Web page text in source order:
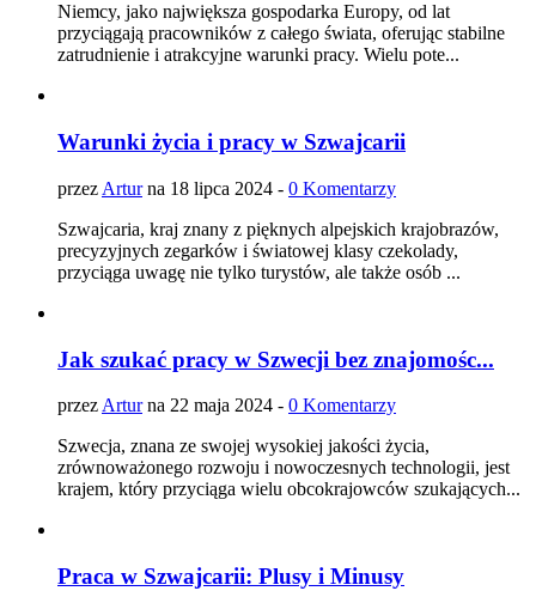
Niemcy, jako największa gospodarka Europy, od lat
przyciągają pracowników z całego świata, oferując stabilne
zatrudnienie i atrakcyjne warunki pracy. Wielu pote...
Warunki życia i pracy w Szwajcarii
przez Arturna 18 lipca 2024 - 0 Komentarzy
Szwajcaria, kraj znany z pięknych alpejskich krajobrazów,
precyzyjnych zegarków i światowej klasy czekolady,
przyciąga uwagę nie tylko turystów, ale także osób ...
Jak szukać pracy w Szwecji bez znajomośc...
przez Arturna 22 maja 2024 - 0 Komentarzy
Szwecja, znana ze swojej wysokiej jakości życia,
zrównoważonego rozwoju i nowoczesnych technologii, jest
krajem, który przyciąga wielu obcokrajowców szukających...
Praca w Szwajcarii: Plusy i Minusy